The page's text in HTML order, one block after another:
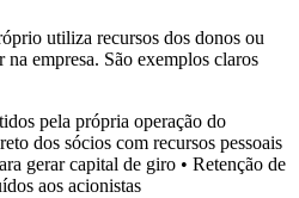
utiliza recursos dos donos ou
empresa. São exemplos claros
pela própria operação do
dos sócios com recursos pessoais
gerar capital de giro • Retenção de
aos acionistas